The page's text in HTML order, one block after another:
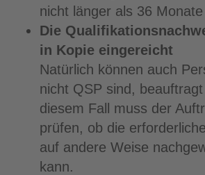
nicht länger als 36
Die
in Kopie eingereicht
Natürlich können auch
nicht QSP sind,
diesem Fall muss der
prüfen, ob die
auf andere Weise
kann.